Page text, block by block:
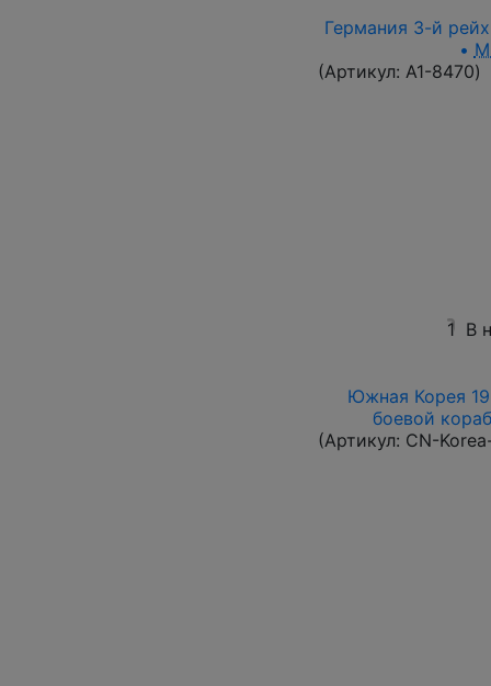
Германия 3-й
•
(Артикул: A1-8470)
1 В
Южная Корея
боевой
(Артикул: CN-